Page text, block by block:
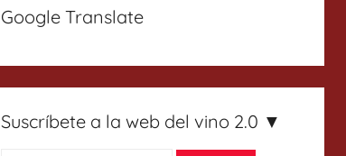
Google Translate
Suscríbete a la web del vino 2.0 ▼